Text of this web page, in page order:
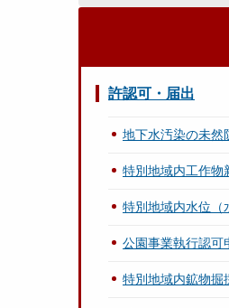
許認可・届出
地下水汚染の未然
特別地域内工作物
特別地域内水位（
公園事業執行認可
特別地域内鉱物掘